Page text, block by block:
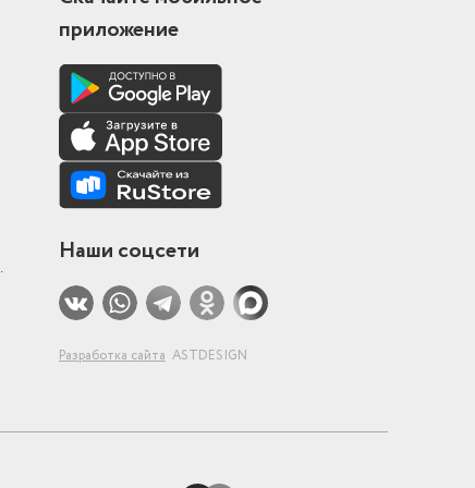
.
приложение
Наши соцсети
Разработка сайта ASTDESIGN